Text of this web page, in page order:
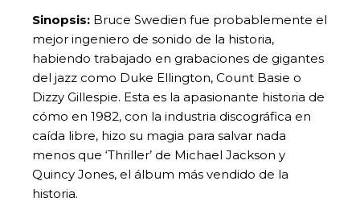
Sinopsis: Bruce Swedien fue probablemente el
mejor ingeniero de sonido de la historia,
habiendo trabajado en grabaciones de gigantes
del jazz como Duke Ellington, Count Basie o
Dizzy Gillespie. Esta es la apasionante historia de
cómo en 1982, con la industria discográfica en
caída libre, hizo su magia para salvar nada
menos que ‘Thriller’ de Michael Jackson y
Quincy Jones, el álbum más vendido de la
historia.